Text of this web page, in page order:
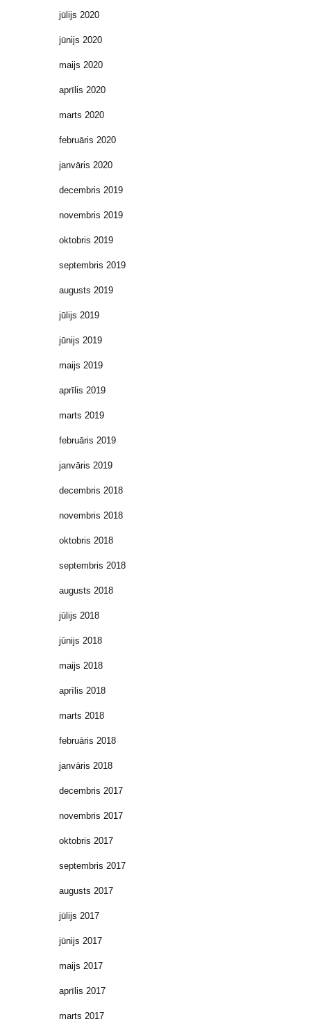
jūlijs 2020
jūnijs 2020
maijs 2020
aprīlis 2020
marts 2020
februāris 2020
janvāris 2020
decembris 2019
novembris 2019
oktobris 2019
septembris 2019
augusts 2019
jūlijs 2019
jūnijs 2019
maijs 2019
aprīlis 2019
marts 2019
februāris 2019
janvāris 2019
decembris 2018
novembris 2018
oktobris 2018
septembris 2018
augusts 2018
jūlijs 2018
jūnijs 2018
maijs 2018
aprīlis 2018
marts 2018
februāris 2018
janvāris 2018
decembris 2017
novembris 2017
oktobris 2017
septembris 2017
augusts 2017
jūlijs 2017
jūnijs 2017
maijs 2017
aprīlis 2017
marts 2017